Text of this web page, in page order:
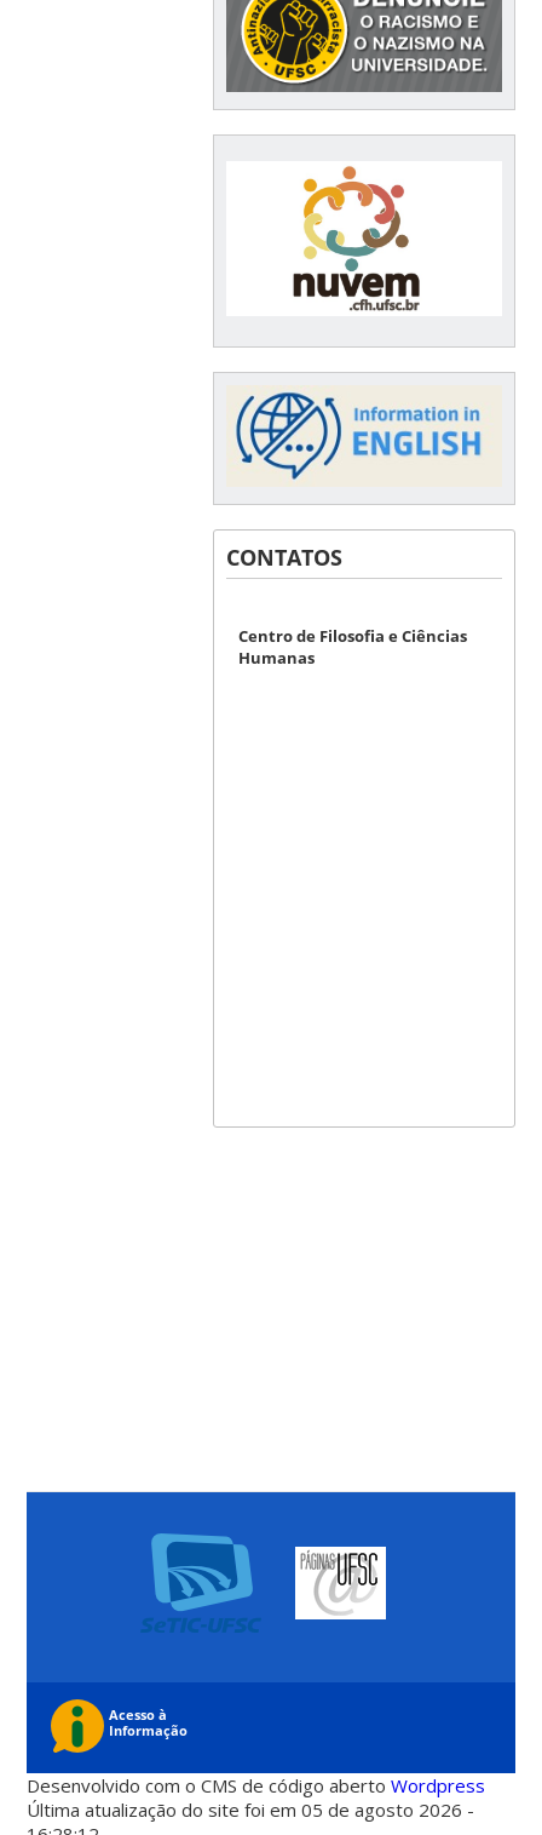
CONTATOS
Centro de Filosofia e Ciências
Humanas
Desenvolvido com o CMS de código abertoWordpress
Última atualização do site foi em 05 de agosto 2026 -